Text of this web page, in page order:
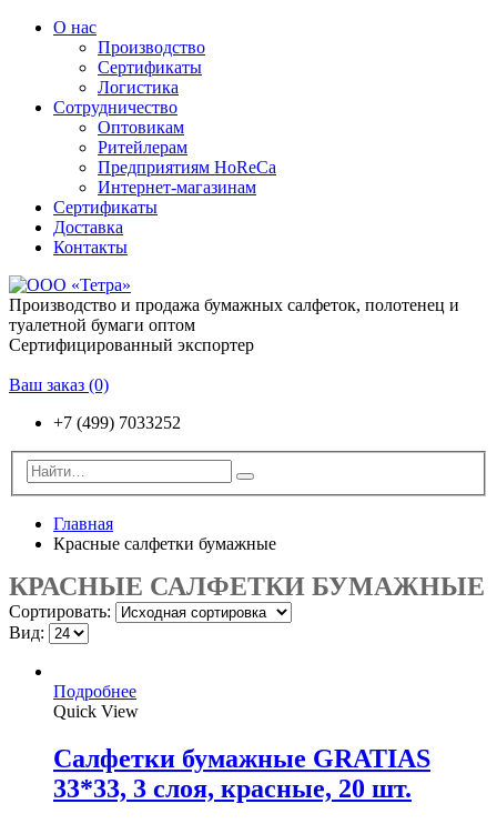
О нас
Производство
Сертификаты
Логистика
Сотрудничество
Оптовикам
Ритейлерам
Предприятиям HoReCa
Интернет-магазинам
Сертификаты
Доставка
Контакты
Производство и продажа бумажных салфеток, полотенец и
туалетной бумаги оптом
Сертифицированный экспортер
Ваш заказ (0)
+7 (499) 7033252
Главная
Красные салфетки бумажные
КРАСНЫЕ САЛФЕТКИ БУМАЖНЫЕ
Сортировать:
Вид:
Подробнее
Quick View
Салфетки бумажные GRATIAS
33*33, 3 слоя, красные, 20 шт.